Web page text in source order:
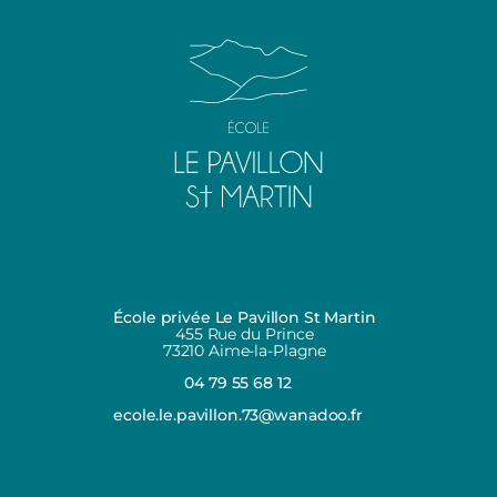
École privée Le Pavillon St Martin
455 Rue du Prince
73210 Aime-la-Plagne
04 79 55 68 12
ecole.le.pavillon.73@wanadoo.fr